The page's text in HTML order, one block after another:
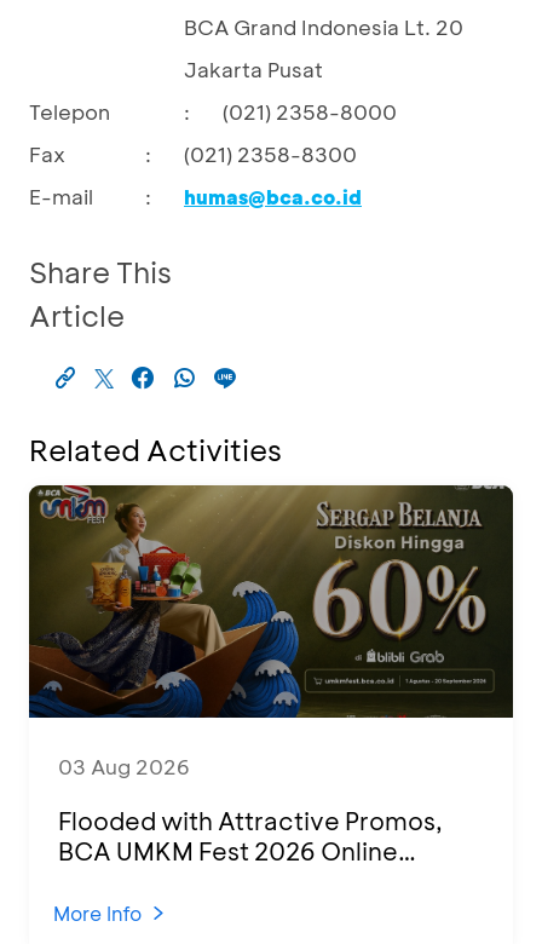
BCA Grand Indonesia Lt. 20
Jakarta Pusat
Telepon
:
(021) 2358-8000
Fax
:
(021) 2358-8300
E-mail
: humas@bca.co.id
Share This
Article
Related Activities
03 Aug 2026
Flooded with Attractive Promos,
BCA UMKM Fest 2026 Online
Various Regions
More Info